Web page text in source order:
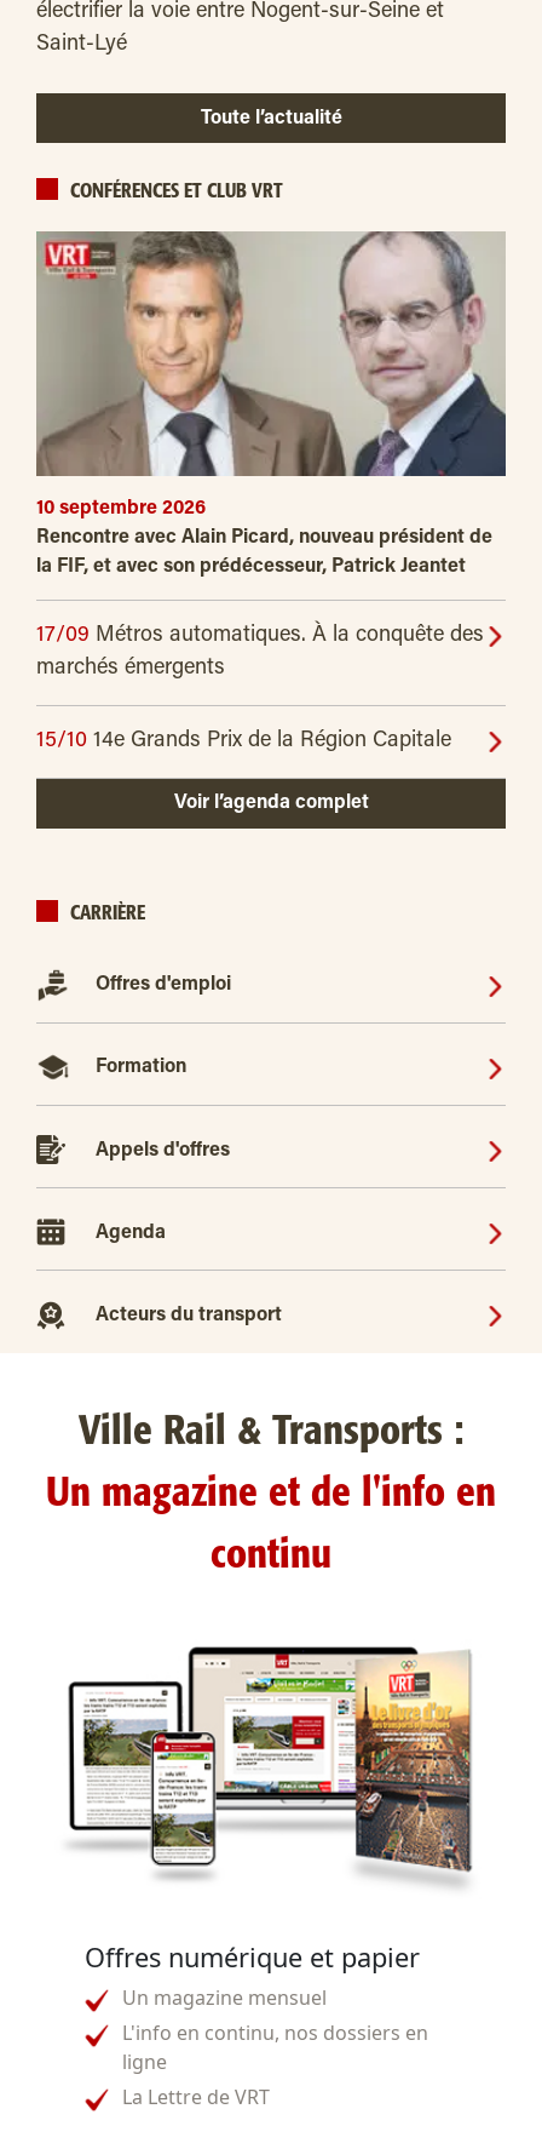
électrifier la voie entre Nogent-sur-Seine et
Saint-Lyé
Toute l’actualité
CONFÉRENCES ET CLUB VRT
10 septembre 2026
Rencontre avec Alain Picard, nouveau président de
la FIF, et avec son prédécesseur, Patrick Jeantet
17/09 Métros automatiques. À la conquête des
marchés émergents
15/10 14e Grands Prix de la Région Capitale
Voir l’agenda complet
CARRIÈRE
Offres d'emploi
Formation
Appels d'offres
Agenda
Acteurs du transport
Ville Rail & Transports :
Un magazine et de l'info en
continu
Offres numérique et papier
Un magazine mensuel
L'info en continu, nos dossiers en
ligne
La Lettre de VRT